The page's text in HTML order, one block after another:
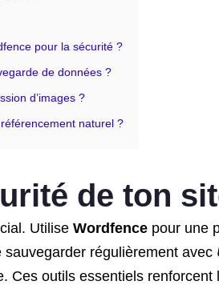
pour la sécurité ?
de données ?
d’images ?
naturel ?
de ton
UtiliseWordfence pour une
régulièrement avec
Ces outils essentiels